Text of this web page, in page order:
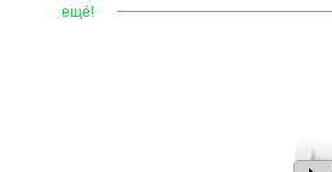
ещё! ———————————